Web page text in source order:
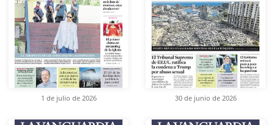
1 de julio de 2026 30 de junio de 2026